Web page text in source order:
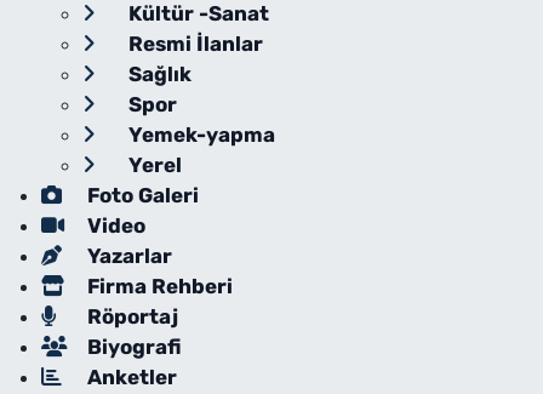
Kültür -Sanat
Resmi İlanlar
Sağlık
Spor
Yemek-yapma
Yerel
Foto Galeri
Video
Yazarlar
Firma Rehberi
Röportaj
Biyografi
Anketler